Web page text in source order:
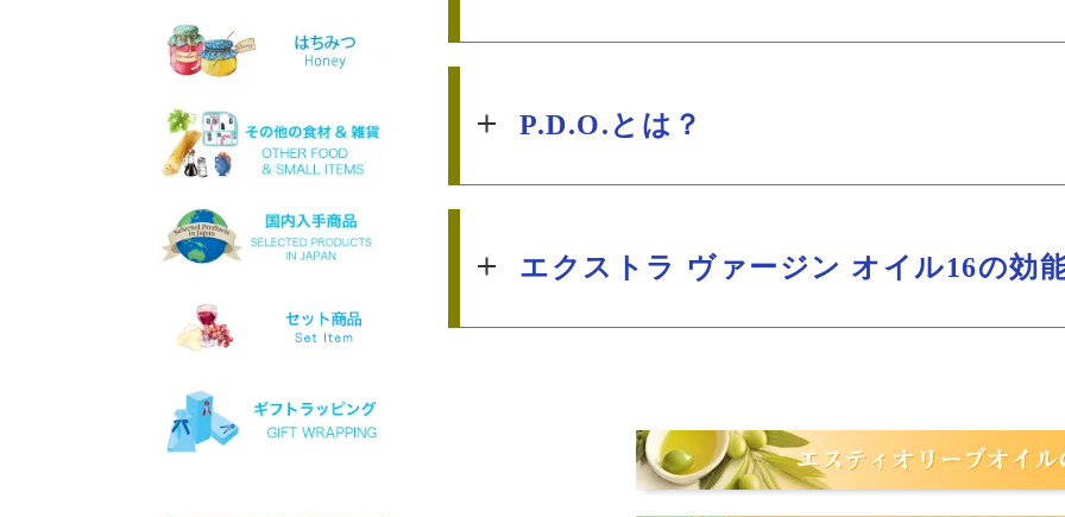
P.D.O.とは？
エクストラ ヴァージン オイル16の効
スパークリング
デザート
ワインセット
キドニツァ
ロボラ
ヴィディアノ
ヴィラナ
マスカットオブスピナ
ガイドゥリア
アイダニ
モスコフィレロ
ゲヴェルツトラミネール
ミュスカ・ブラン・ア・プ
ティ・グラン